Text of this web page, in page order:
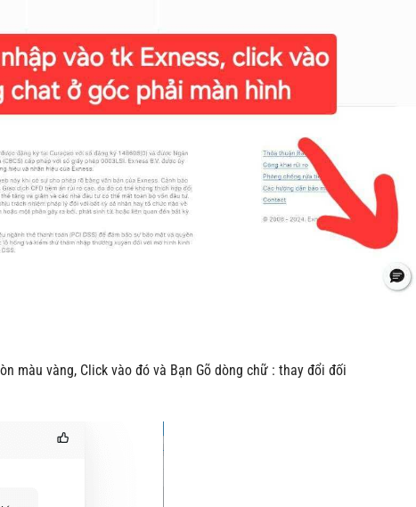
màu vàng, Click vào đó và Bạn Gõ dòng chữ : thay đổi đối